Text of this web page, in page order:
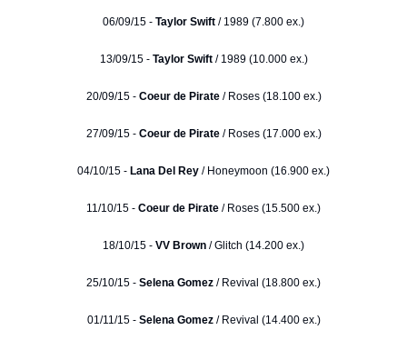
06/09/15 - Taylor Swift / 1989 (7.800 ex.)
13/09/15 - Taylor Swift / 1989 (10.000 ex.)
20/09/15 - Coeur de Pirate/ Roses (18.100 ex.)
27/09/15 - Coeur de Pirate/ Roses (17.000 ex.)
04/10/15 - Lana Del Rey / Honeymoon (16.900 ex.)
11/10/15 - Coeur de Pirate / Roses (15.500 ex.)
18/10/15 - VV Brown / Glitch (14.200 ex.)
25/10/15 - Selena Gomez / Revival (18.800 ex.)
01/11/15 - Selena Gomez/ Revival (14.400 ex.)